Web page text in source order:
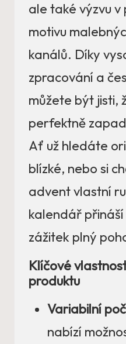
ale také výzvu
motivu
kanálů. Díky
zpracování a
můžete být jisti,
perfektně
Ať už hledáte
blízké, nebo si
advent vlastní
kalendář
zážitek plný
Klíčové
produktu
Variabilní
nabízí